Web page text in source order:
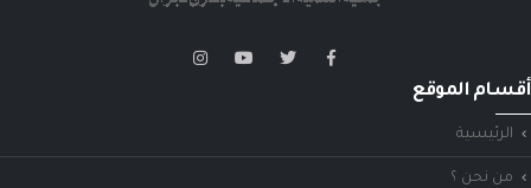
أقسام الموقع
الرئيسية
من نحن ؟